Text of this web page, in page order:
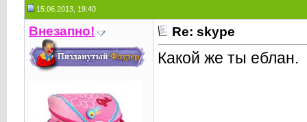
15.06.2013, 19:40
Внезапнo! Re: skype
Какой же ты еблан.